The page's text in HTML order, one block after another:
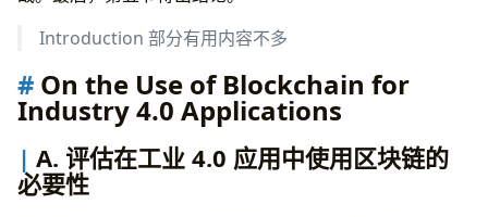
Introduction 部分有用内容不多
On the Use of Blockchain for
Industry 4.0 Applications
A. 评估在工业 4.0 应用中使用区块链的
必要性